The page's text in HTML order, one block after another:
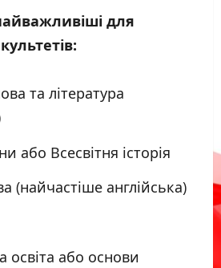
для
та література
або Всесвітня історія
(найчастіше англійська)
освіта або основи